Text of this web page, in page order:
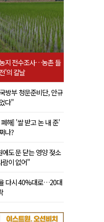
지 전수조사…농촌 들
'의 칼날
방부 청문준비단, 안규
다"
해] '쌀 받고 논 내 준'
나?
도 문 닫는 영양 젖소
이 없어"
다시 40%대로…20대